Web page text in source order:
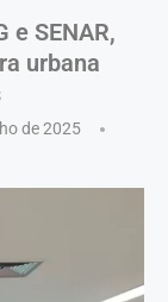
e SENAR,
urbana
de 2025